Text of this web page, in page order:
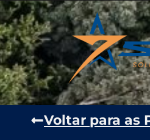
Voltar para as